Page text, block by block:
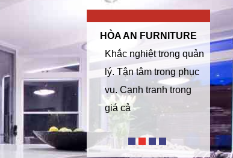
HÒA AN FURNITURE
Khắc nghiệt trong quản
lý. Tận tâm trong phục
vụ. Cạnh tranh trong
giá cả